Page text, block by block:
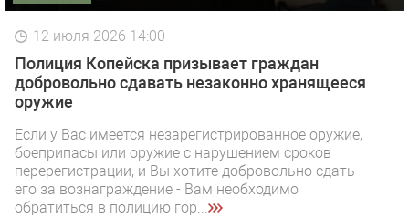
12 июля 2026 14:00
Полиция Копейска призывает граждан
добровольно сдавать незаконно хранящееся
оружие
Если у Вас имеется незарегистрированное оружие,
боеприпасы или оружие с нарушением сроков
перерегистрации, и Вы хотите добровольно сдать
его за вознаграждение - Вам необходимо
обратиться в полицию гор...